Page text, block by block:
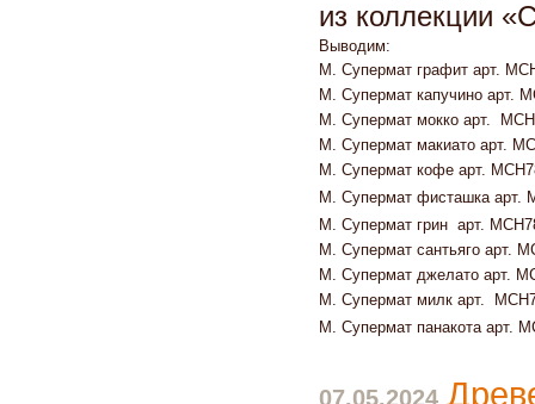
из коллекции
Выводим:
М. Супермат графит арт.
М. Супермат капучино арт.
М. Супермат мокко арт.
М. Супермат макиато арт.
М. Супермат кофе арт.
М. Супермат фисташка арт.
М. Супермат грин арт.
М. Супермат сантьяго арт.
М. Супермат джелато арт.
М. Супермат милк арт.
М. Супермат панакота арт.
07.05.2024